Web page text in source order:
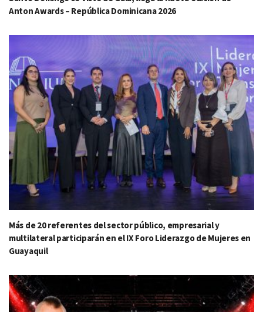
Anton Awards – República Dominicana 2026
Más de 20 referentes del sector público, empresarial y
multilateral participarán en el IX Foro Liderazgo de Mujeres en
Guayaquil